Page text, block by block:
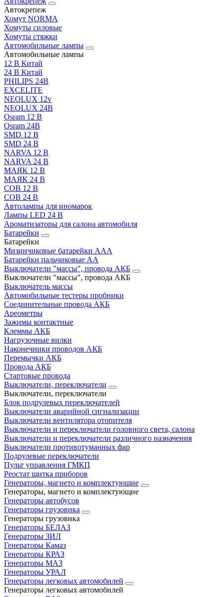
Автокрепеж
Хомут NORMA
Хомуты силовые
Хомуты стяжки
Автомобильные лампы
Автомобильные лампы
12 В Китай
24 В Китай
PHILIPS 24В
EXCELITE
NEOLUX 12v
NEOLUX 24В
Osram 12 В
Osram 24В
SMD 12 В
SMD 24 В
NARVA 12 В
NARVA 24 В
МАЯК 12 В
МАЯК 24 В
COB 12 В
COB 24 В
Автолампы для иномарок
Лампы LED 24 B
Ароматизаторы для салона автомобиля
Батарейки
Батарейки
Мизинчиковые батарейки AAA
Батарейки пальчиковые АА
Выключатели "массы", провода АКБ
Выключатели "массы", провода АКБ
Выключатель массы
Автомобильные тестеры пробники
Соединительные провода АКБ
Ареометры
Зажимы контактные
Клеммы АКБ
Нагрузочные вилки
Наконечники проводов АКБ
Перемычки АКБ
Провода АКБ
Стартовые провода
Выключатели, переключатели
Выключатели, переключатели
Блок подрулевых переключателей
Выключатели аварийной сигнализации
Выключатели вентилятора отопителя
Выключатели и переключатели головного света, салона
Выключатели и переключатели различного назначения
Выключатели противотуманных фар
Подрулевые переключатели
Пульт управления ГМКП
Реостат щитка приборов
Генераторы, магнето и комплектующие
Генераторы, магнето и комплектующие
Генераторы автобусов
Генераторы грузовика
Генераторы грузовика
Генераторы БЕЛАЗ
Генераторы ЗИЛ
Генераторы Камаз
Генераторы КРАЗ
Генераторы МАЗ
Генераторы УРАЛ
Генераторы легковых автомобилей
Генераторы легковых автомобилей